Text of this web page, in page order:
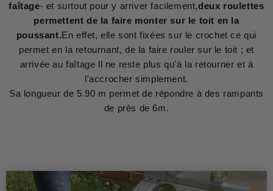
faîtage- et surtout pour y arriver facilement,deux roulettes
permettent de la faire monter sur le toit en la
poussant.En effet, elle sont fixées sur le crochet ce qui
permet en la retournant, de la faire rouler sur le toit ; et
arrivée au faîtage ll ne reste plus qu'à la retourner et à
l'accrocher simplement.
Sa longueur de 5.90 m permet de répondre à des rampants
de près de 6m.